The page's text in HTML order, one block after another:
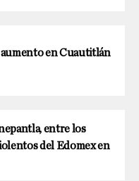
en Cuautitlán
entre los
del Edomex en